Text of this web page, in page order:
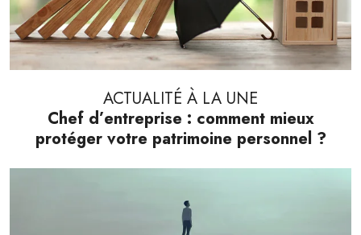
ACTUALITÉ À LA UNE
Chef d’entreprise : comment mieux
protéger votre patrimoine personnel ?